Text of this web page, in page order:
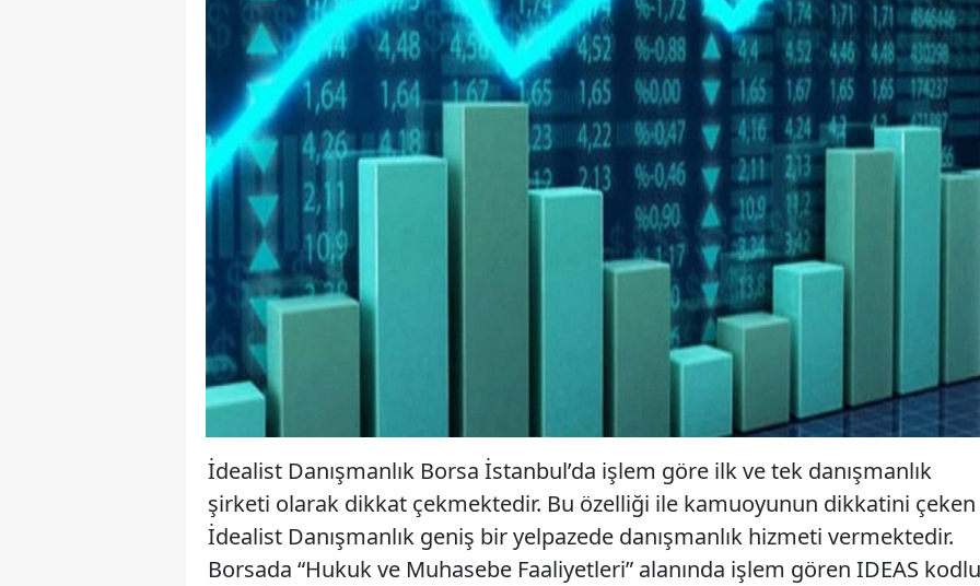
İdealist Danışmanlık Borsa İstanbul’da işlem göre ilk ve tek danışmanlık
şirketi olarak dikkat çekmektedir. Bu özelliği ile kamuoyunun dikkatini çeken
İdealist Danışmanlık geniş bir yelpazede danışmanlık hizmeti vermektedir.
Borsada “Hukuk ve Muhasebe Faaliyetleri” alanında işlem gören IDEAS kodlu